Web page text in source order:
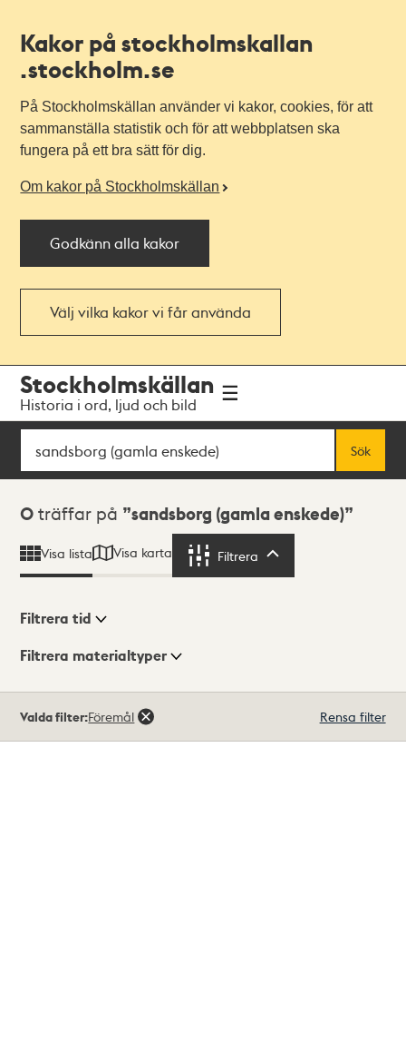
Kakor på stockholmskallan
.stockholm.se
På Stockholmskällan använder vi kakor, cookies, för att
sammanställa statistik och för att webbplatsen ska
fungera på ett bra sätt för dig.
Om kakor på Stockholmskällan
Godkänn alla kakor
Välj vilka kakor vi får använda
navigationen
huvudinnehållet
Stockholmskällan
Historia i ord, ljud och bild
Sök
Sök
Sökresultat
0 träffar på sandsborg (gamla enskede)
Visa lista Visa karta Filtrera
Visningsläge
Filtrera tid
Filtrera materialtyper
träffar
Valda filter:Föremål Rensa filter